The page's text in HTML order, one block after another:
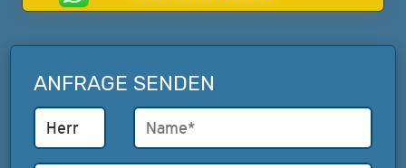
ANFRAGE SENDEN